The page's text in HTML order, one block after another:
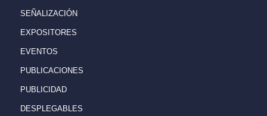
SEÑALIZACIÓN
EXPOSITORES
EVENTOS
PUBLICACIONES
PUBLICIDAD
DESPLEGABLES